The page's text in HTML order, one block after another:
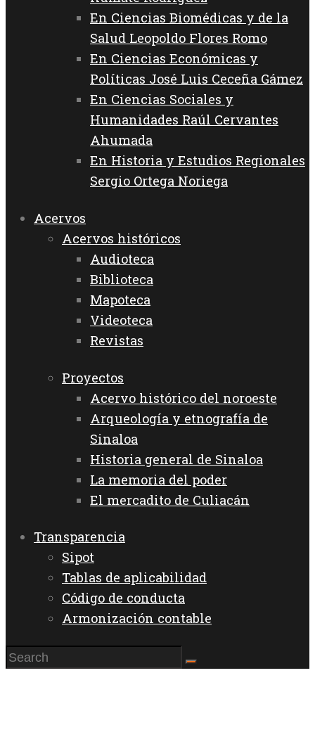
En Ciencias Biomédicas y de la
Salud Leopoldo Flores Romo
En Ciencias Económicas y
Políticas José Luis Ceceña Gámez
En Ciencias Sociales y
Humanidades Raúl Cervantes
Ahumada
En Historia y Estudios Regionales
Sergio Ortega Noriega
Acervos
Acervos históricos
Audioteca
Biblioteca
Mapoteca
Videoteca
Revistas
Proyectos
Acervo histórico del noroeste
Arqueología y etnografía de
Sinaloa
Historia general de Sinaloa
La memoria del poder
El mercadito de Culiacán
Transparencia
Sipot
Tablas de aplicabilidad
Código de conducta
Armonización contable